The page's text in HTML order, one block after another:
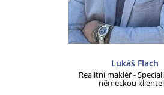
Lukáš Flach
Realitní makléř -
německou